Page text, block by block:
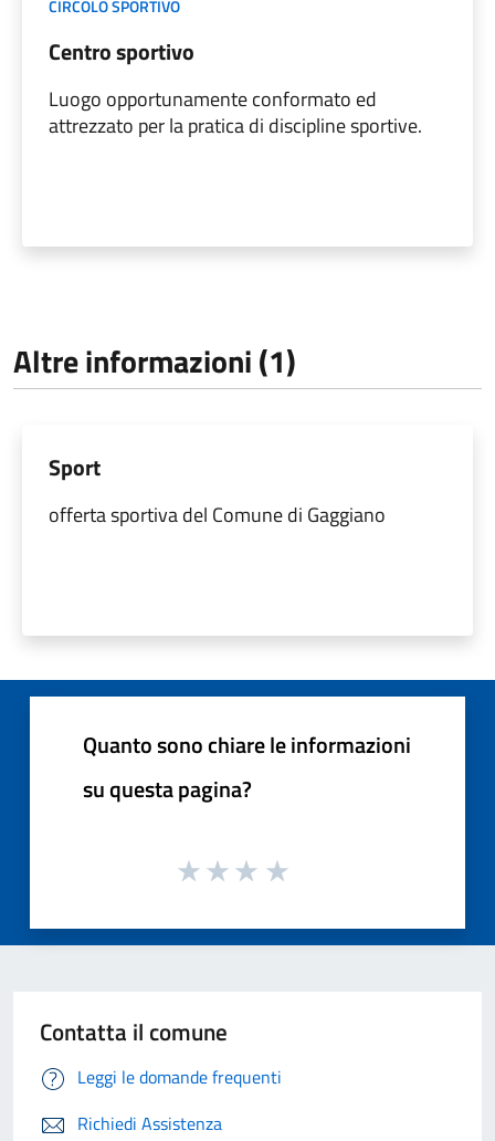
CIRCOLO SPORTIVO
Centro sportivo
Luogo opportunamente conformato ed
attrezzato per la pratica di discipline sportive.
Altre informazioni (1)
Sport
offerta sportiva del Comune di Gaggiano
Quanto sono chiare le informazioni
su questa pagina?
Contatta il comune
Leggi le domande frequenti
Richiedi Assistenza